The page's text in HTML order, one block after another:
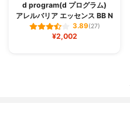
d program(d プログラム)
アレルバリア エッセンス BB N
3.89(27)
¥2,002